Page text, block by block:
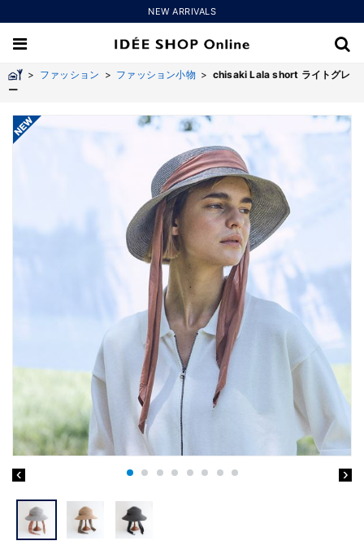
NEW ARRIVALS
> ファッション > ファッション小物 > chisaki Lala short ライトグレ
ー